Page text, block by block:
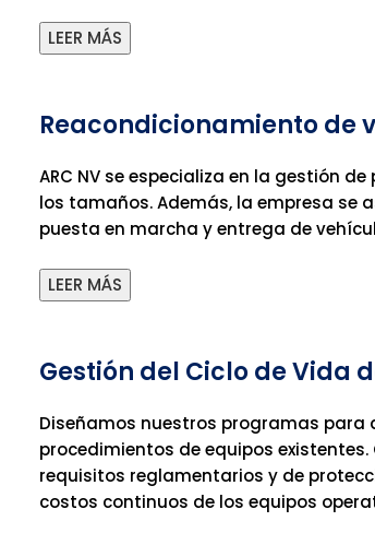
LEER MÁS
Reacondicionamiento de
ARC NV se especializa en la gestión
los tamaños. Además, la empresa se
puesta en marcha y entrega de
LEER MÁS
Gestión del Ciclo de Vida
Diseñamos nuestros programas
procedimientos de equipos
requisitos reglamentarios y de
costos continuos de los equipos